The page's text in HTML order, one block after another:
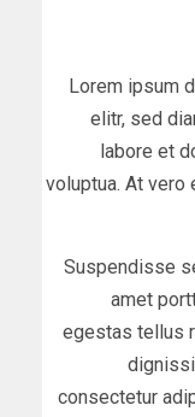
Lorem ipsum
elitr, sed
labore et
voluptua. At vero
Suspendisse
amet
egestas tellus
consectetur